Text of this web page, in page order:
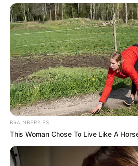
En el caso delplátano, se registró el
que sumaron432 toneladas, lo que
oferta en la central. Por su parte, la
Líbano (Tolima) tuvo buena
que aportaron162 toneladas,
pesosla bolsa de 30 kilos.
Recomendaciones
A la hora de hacer rendir el
comercio recomienda aprovechar la
granos y procesados
, entre los que
lenteja
garbanzo
. En el
central reporta disponibilidad estable
pollo
huevoy queso .
BRAINBERRIES
This Woman Chose To Live Like A